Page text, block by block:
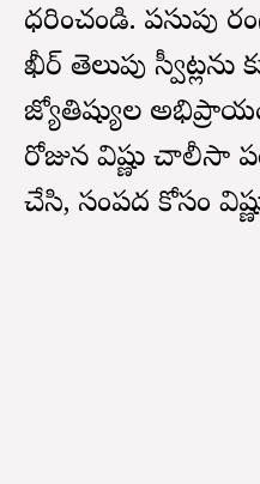
ధరించండి. పసుపు
ఖీర్ తెలుపు
జ్యోతిష్యుల
రోజున విష్ణు చాలీసా
చేసి, సంపద కోసం